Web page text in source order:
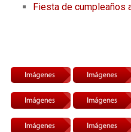
Fiesta de cumpleaños